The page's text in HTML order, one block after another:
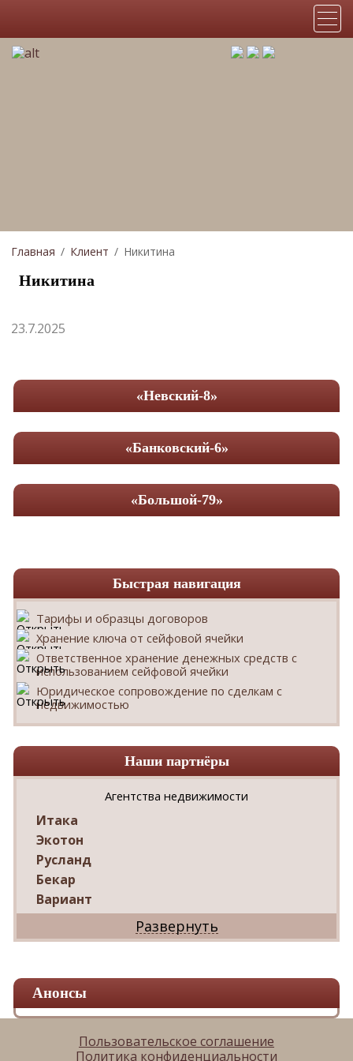
«Невский-8»
«Банковский-6»
«Большой-79»
Главная Клиент Никитина
Никитина
23.7.2025
Быстрая навигация
Тарифы и образцы договоров
Хранение ключа от сейфовой ячейки
Ответственное хранение денежных средств с
использованием сейфовой ячейки
Юридическое сопровождение по сделкам с
недвижимостью
Наши партнёры
Агентства недвижимости
Итака
Экотон
Русланд
Бекар
Вариант
Дриада
Реал
Ваш Дом
Александр
Мир квартир
Панорама
Анонсы
Пользовательское соглашение
Политика конфиденциальности